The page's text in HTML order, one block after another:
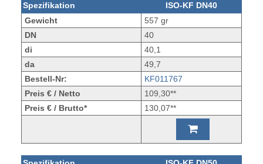
Spezifikation
ISO-KF DN40
Gewicht
557 gr
DN
40
di
40,1
da
49,7
Bestell-Nr:
KF011767
Preis € / Netto
109,30**
Preis € / Brutto*
130,07**